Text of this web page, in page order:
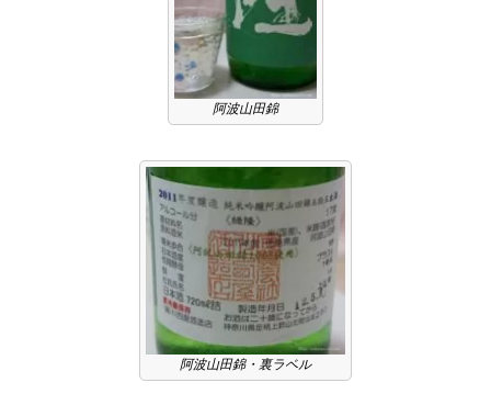
阿波山田錦
阿波山田錦・裏ラベル